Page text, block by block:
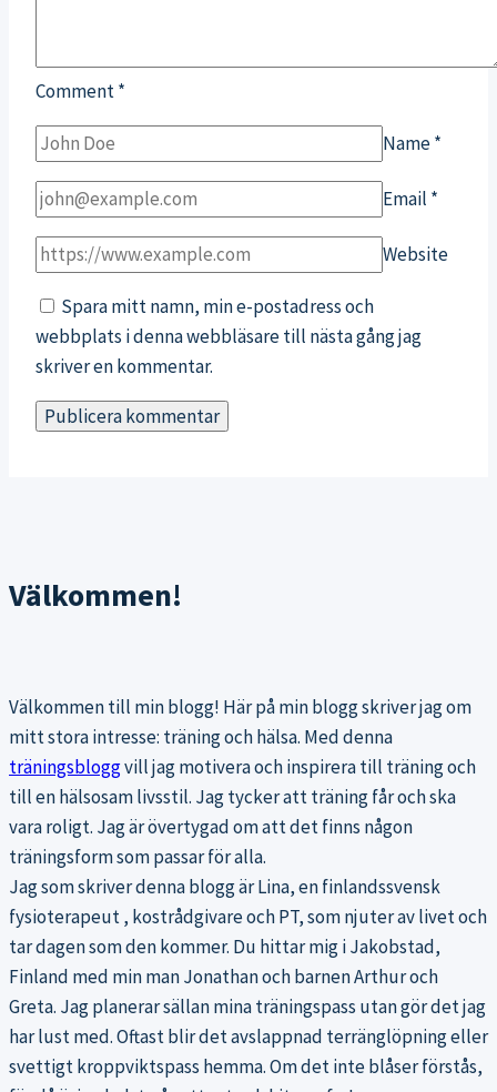
Comment*
Name*
Email *
Website
Spara mitt namn, min e-postadress och
webbplats i denna webbläsare till nästa gång jag
skriver en kommentar.
Välkommen!
Välkommen till min blogg! Här på min blogg skriver jag om
mitt stora intresse: träning och hälsa. Med denna
träningsbloggvill jag motivera och inspirera till träning och
till en hälsosam livsstil. Jag tycker att träning får och ska
vara roligt. Jag är övertygad om att det finns någon
träningsform som passar för alla.
Jag som skriver denna blogg är Lina, en finlandssvensk
fysioterapeut , kostrådgivare och PT, som njuter av livet och
tar dagen som den kommer. Du hittar mig i Jakobstad,
Finland med min man Jonathan och barnen Arthur och
Greta. Jag planerar sällan mina träningspass utan gör det jag
har lust med. Oftast blir det avslappnad terränglöpning eller
svettigt kroppviktspass hemma. Om det inte blåser förstås,